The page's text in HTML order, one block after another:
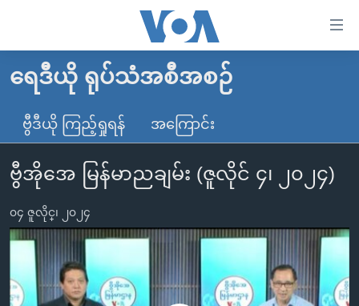
လွယ်ကူ
သည့်
Link
များ
ပင်မ
အကြောင်းအရာ
ကျော်
ကြည့်
မူလစာမျက်နှာ
မြန်မာ
ကမ္ဘာ့သတင်းများ
နိုင်ငံတကာ
တရုတ်
အစ္စရေး-ပါလက်စတိုင်း
ဗွီဒီယို
ရပ်ဝန်းတခု လမ်းတခု အလွန်
အင်္ဂလိပ်စာလေ့လာမယ်
အမေရိကန်သုံးအီဒီယံ
အပတ်စဉ်ကဏ္ဍများ
ရေဒီယို ရုပ်သံအစီအစဉ်
ဗွီဒီယို ကြည့်ရှုရန် အကြောင်း
ဗွီအိုအေ မြန်မာညချမ်း (ဇူလိုင် ၄၊ ၂၀၂၄)
၀၄ ဇူလိုင္၊ ၂၀၂၄